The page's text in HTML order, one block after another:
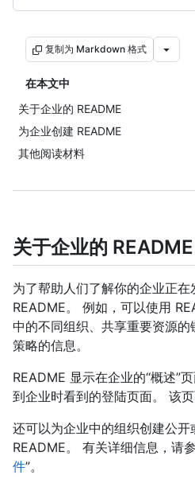
复制为 Markdown 格式
在本文中
关于企业的 README
为企业创建 README
其他阅读材料
关于企业的 README
为了帮助人们了解你的企业正
README。 例如，可以使用
中的不同组织、共享重要资源
策略的信息。
README 显示在企业的“概述”
到企业时看到的登陆页面。 该页
还可以为企业中的组织创建公开
README。 有关详细信息，请
件”。